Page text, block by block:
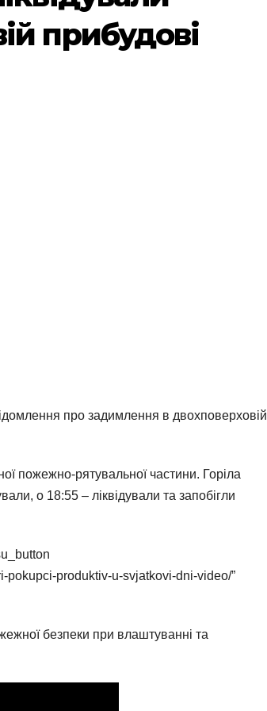
прибудові
про задимлення в двохповерховій
пожежно-рятувальної частини. Горіла
о 18:55 – ліквідували та запобігли
pokupci-produktiv-u-svjatkovi-dni-video/”
безпеки при влаштуванні та